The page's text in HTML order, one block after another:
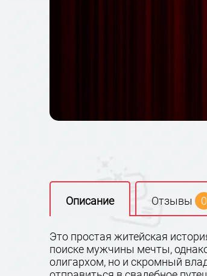
Описание Отзывы 0
Это простая житейская
поиске мужчины мечты,
олигархом, но и скромный